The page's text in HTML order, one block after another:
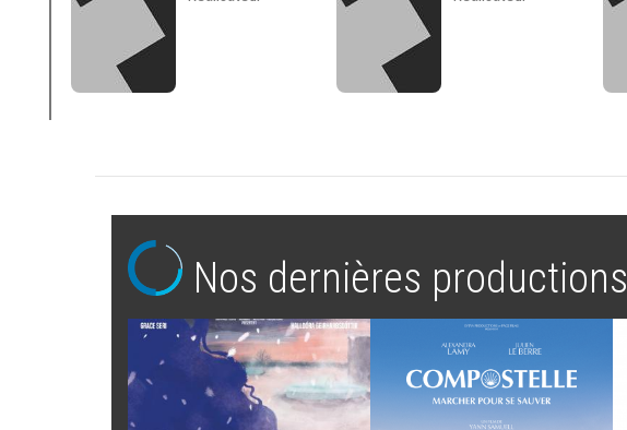
Nos dernières productions